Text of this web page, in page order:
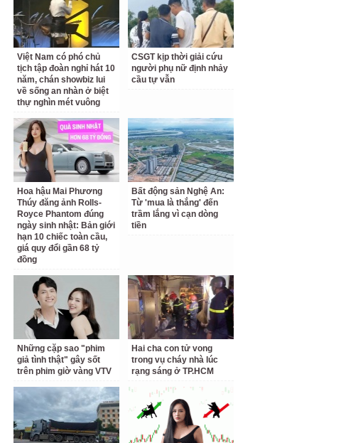
Việt Nam có phó chủ
tịch tập đoàn nghỉ hát 10
năm, chán showbiz lui
về sống an nhàn ở biệt
thự nghìn mét vuông
CSGT kịp thời giải cứu
người phụ nữ định nhảy
cầu tự vẫn
Hoa hậu Mai Phương
Thúy đăng ảnh Rolls-
Royce Phantom đúng
ngày sinh nhật: Bản giới
hạn 10 chiếc toàn cầu,
giá quy đổi gần 68 tỷ
đồng
Bất động sản Nghệ An:
Từ 'mua là thắng' đến
trầm lắng vì cạn dòng
tiền
Những cặp sao "phim
giả tình thật" gây sốt
trên phim giờ vàng VTV
Hai cha con tử vong
trong vụ cháy nhà lúc
rạng sáng ở TP.HCM